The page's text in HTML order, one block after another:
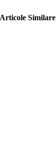
Articole Similare